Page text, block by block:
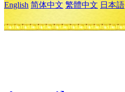
English 简体中文 繁體中文 日本語